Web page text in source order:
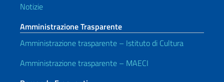
Notizie
Amministrazione Trasparente
Amministrazione trasparente – Istituto di Cultura
Amministrazione trasparente – MAECI